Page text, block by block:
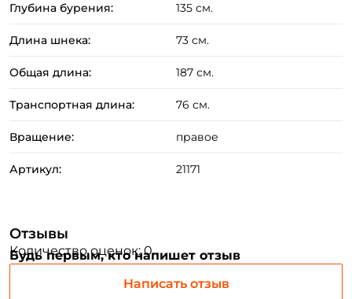
Глубина бурения: 135 см.
Длина шнека: 73 см.
Общая длина: 187 см.
Транспортная длина: 76 см.
Вращение: правое
Артикул: 21171
Отзывы
Количество оценок: 0
Будь первым, кто напишет отзыв
Написать отзыв
У меня уже есть аккаунт